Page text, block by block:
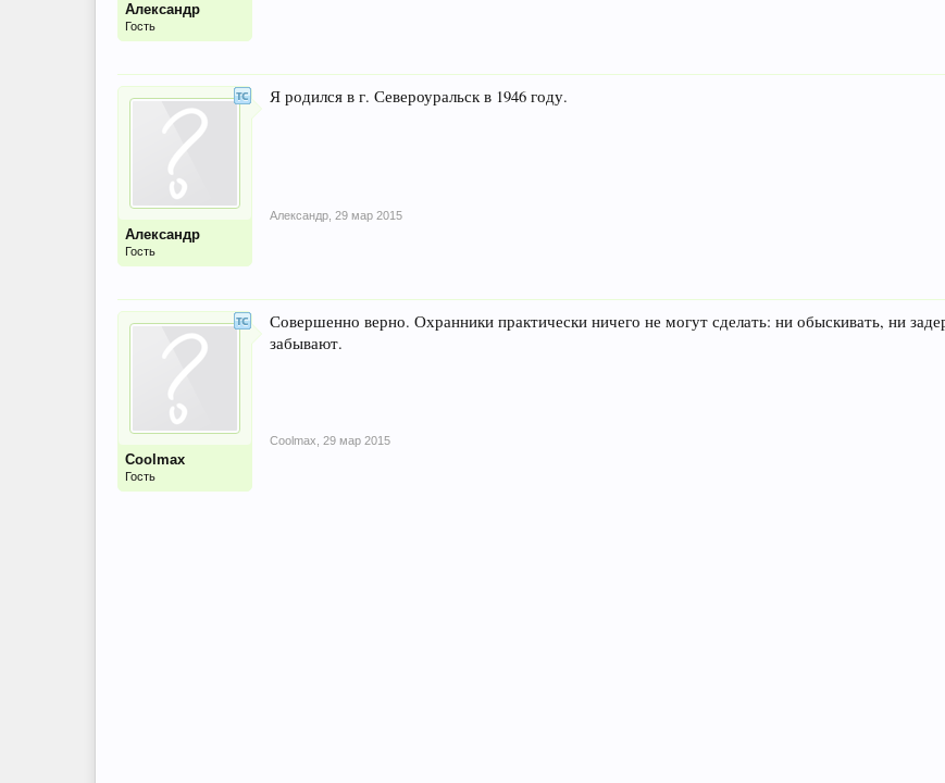
Александр
Гость
Александр
Гость
Я родился в г. Североуральск в 1946 году.
Александр 29 мар 2015
Coolmax
Гость
Совершенно верно. Охранники практически ничего не могут сделать: ни обыскивать, ни
забывают.
Coolmax 29 мар 2015